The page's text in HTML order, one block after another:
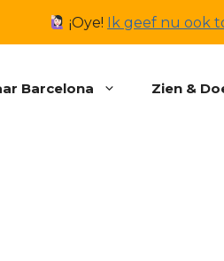
¡Oye! Ik geef nu ook
Barcelona Zien &